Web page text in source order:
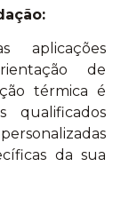
aplicações
de
térmica é
qualificados
da sua